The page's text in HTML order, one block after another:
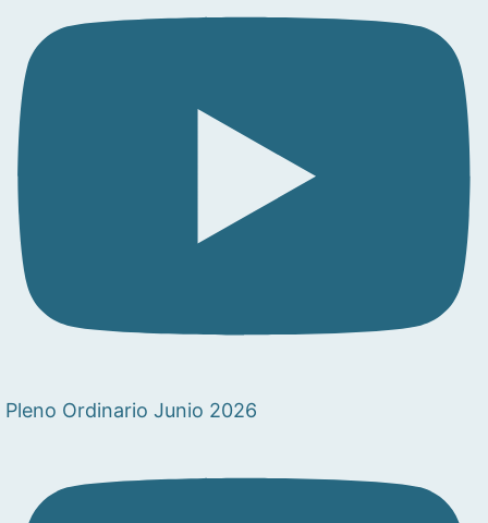
Pleno Ordinario Junio 2026